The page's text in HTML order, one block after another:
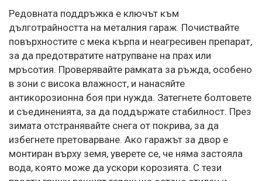
Редовната поддръжка е ключът към
дълготрайността на металния гараж. Почиствайте
повърхностите с мека кърпа и неагресивен препарат,
за да предотвратите натрупване на прах или
мръсотия. Проверявайте рамката за ръжда, особено
в зони с висока влажност, и нанасяйте
антикорозионна боя при нужда. Затегнете болтовете
и съединенията, за да поддържате стабилност. През
зимата отстранявайте снега от покрива, за да
избегнете претоварване. Ако гаражът за двор е
монтиран върху земя, уверете се, че няма застояла
вода, която може да ускори корозията. С тези